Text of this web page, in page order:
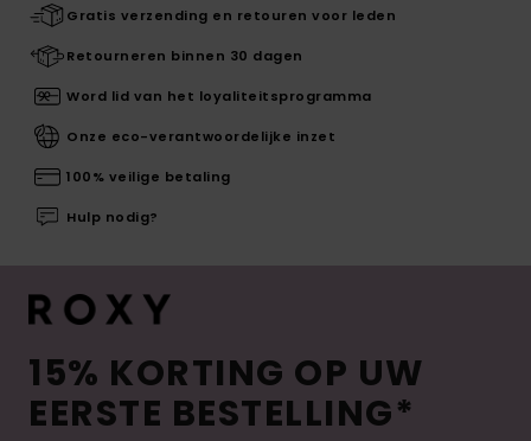
Gratis verzending en retouren voor leden
Retourneren binnen 30 dagen
Word lid van het loyaliteitsprogramma
Onze eco-verantwoordelijke inzet
100% veilige betaling
Hulp nodig?
15% KORTING OP UW
EERSTE BESTELLING*